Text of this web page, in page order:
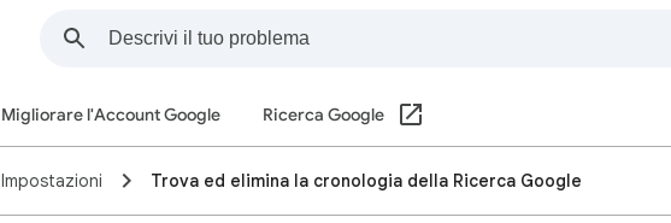
Migliorare l'Account Google Ricerca Google
Impostazioni Trova ed elimina la cronologia della Ricerca Google